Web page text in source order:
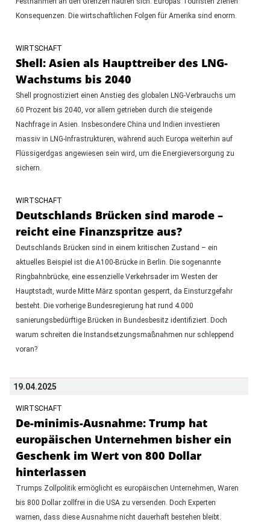
Konsequenzen. Die wirtschaftlichen Folgen für Amerika sind enorm.
WIRTSCHAFT
Shell: Asien als Haupttreiber des LNG-
Wachstums bis 2040
Shell prognostiziert einen Anstieg des globalen LNG-Verbrauchs um
60 Prozent bis 2040, vor allem getrieben durch die steigende
Nachfrage in Asien. Insbesondere China und Indien investieren
massiv in LNG-Infrastrukturen, während auch Europa weiterhin auf
Flüssigerdgas angewiesen sein wird, um die Energieversorgung zu
sichern.
WIRTSCHAFT
Deutschlands Brücken sind marode –
reicht eine Finanzspritze aus?
Deutschlands Brücken sind in einem kritischen Zustand – ein
aktuelles Beispiel ist die A100-Brücke in Berlin. Die sogenannte
Ringbahnbrücke, eine essenzielle Verkehrsader im Westen der
Hauptstadt, wurde Mitte März spontan gesperrt, da Einsturzgefahr
besteht. Die vorherige Bundesregierung hat rund 4.000
sanierungsbedürftige Brücken in Bundesbesitz identifiziert. Doch
warum schreiten die Instandsetzungsmaßnahmen nur schleppend
voran?
19.04.2025
WIRTSCHAFT
De-minimis-Ausnahme: Trump hat
europäischen Unternehmen bisher ein
Geschenk im Wert von 800 Dollar
hinterlassen
Trumps Zollpolitik ermöglicht es europäischen Unternehmen, Waren
bis 800 Dollar zollfrei in die USA zu versenden. Doch Experten
warnen, dass diese Ausnahme nicht dauerhaft bestehen bleibt.